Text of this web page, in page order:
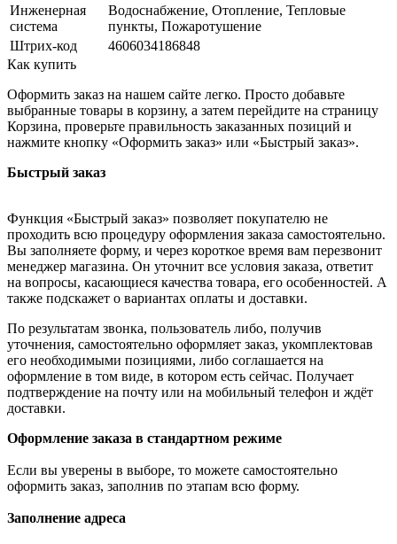
Инженерная
система
Водоснабжение, Отопление, Тепловые
пункты, Пожаротушение
Штрих-код
4606034186848
Как купить
Оформить заказ на нашем сайте легко. Просто добавьте
выбранные товары в корзину, а затем перейдите на страницу
Корзина, проверьте правильность заказанных позиций и
нажмите кнопку «Оформить заказ» или «Быстрый заказ».
Быстрый заказ
Функция «Быстрый заказ» позволяет покупателю не
проходить всю процедуру оформления заказа самостоятельно.
Вы заполняете форму, и через короткое время вам перезвонит
менеджер магазина. Он уточнит все условия заказа, ответит
на вопросы, касающиеся качества товара, его особенностей. А
также подскажет о вариантах оплаты и доставки.
По результатам звонка, пользователь либо, получив
уточнения, самостоятельно оформляет заказ, укомплектовав
его необходимыми позициями, либо соглашается на
оформление в том виде, в котором есть сейчас. Получает
подтверждение на почту или на мобильный телефон и ждёт
доставки.
Оформление заказа в стандартном режиме
Если вы уверены в выборе, то можете самостоятельно
оформить заказ, заполнив по этапам всю форму.
Заполнение адреса